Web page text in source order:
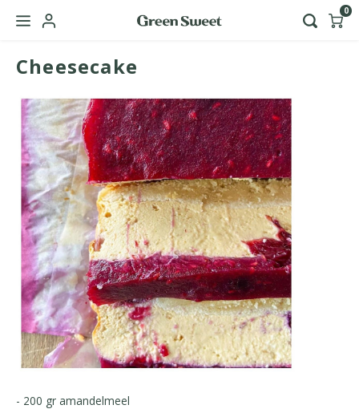
Hoofdmenu / green sweet zakelijk
Nederlands
English
0
Cheesecake
- 200 gr amandelmeel